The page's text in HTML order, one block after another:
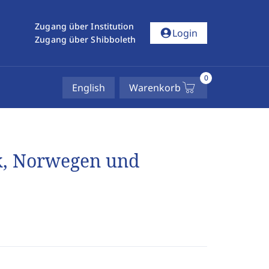
Zugang über Institution
Zugang über Shibboleth
account_circleLogin
English Warenkorb
0
Norwegen und